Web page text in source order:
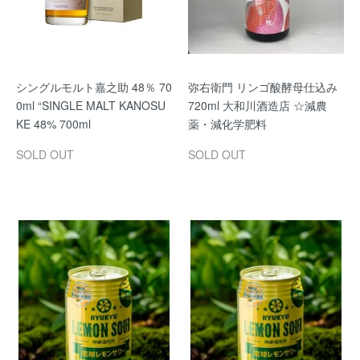
シングルモルト嘉之助 48％ 70
0ml “SINGLE MALT KANOSU
KE 48% 700ml
SOLD OUT
弥右衛門 リンゴ酸酵母仕込み
720ml 大和川酒造店 ☆減農
薬・減化学肥料
SOLD OUT